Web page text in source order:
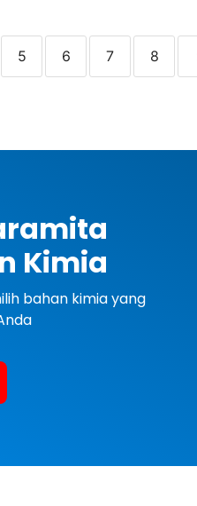
5 6 7 8
Kimia
bahan kimia yang